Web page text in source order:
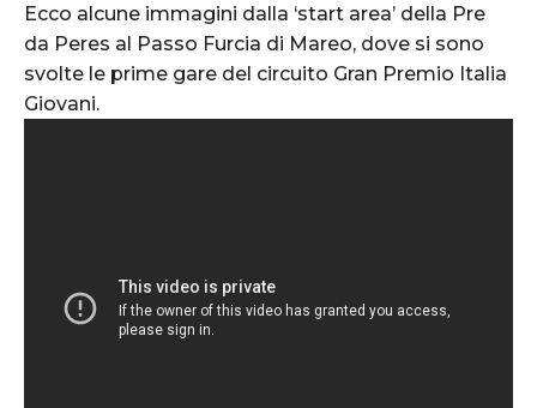
Ecco alcune immagini dalla ‘start area’ della Pre
da Peres al Passo Furcia di Mareo, dove si sono
svolte le prime gare del circuito Gran Premio Italia
Giovani.